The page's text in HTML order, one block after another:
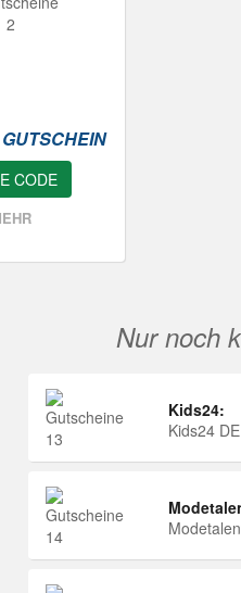
GUTSCHEIN
CODE
Nur noch
Kids24:
Kids24